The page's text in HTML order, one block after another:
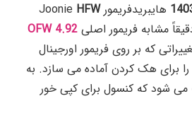
هایبریدفریمور JoonieHFW
مشابه فریمور اصلی OFW 4.92
که بر روی فریمور اورجینال
برای هک کردن آماده می سازد. به
می شود که کنسول برای کپی خور